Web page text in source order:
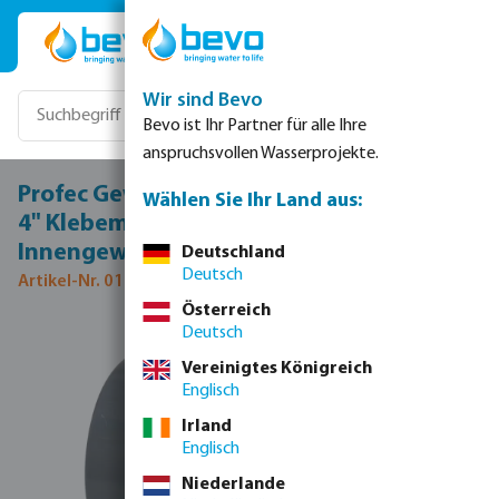
Zum Hauptinhalt springen
Profec Gewindemuffe PVC-U 75/90 mm x
4" Klebemuffe/Klebestutzen x
Innengewinde 10bar Grau
Artikel-Nr. 0101379
Bildergalerie überspringen
Wir sind Bevo
Bevo ist Ihr Partner für alle Ihre
anspruchsvollen Wasserprojekte.
Wählen Sie Ihr Land aus:
Deutschland
Deutsch
Österreich
Deutsch
Vereinigtes Königreich
Englisch
Irland
Englisch
Niederlande